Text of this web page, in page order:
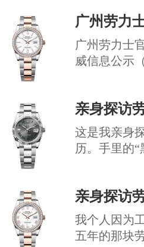
广州劳力
广州劳力士
威信息公示
亲身探访
这是我亲身
历。手里的“
亲身探访
我个人因为
五年的那块